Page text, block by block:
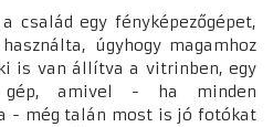
család egy fényképezőgépet,
úgyhogy magamhoz
is van állítva a vitrinben, egy
amivel - ha minden
- még talán most is jó fotókat